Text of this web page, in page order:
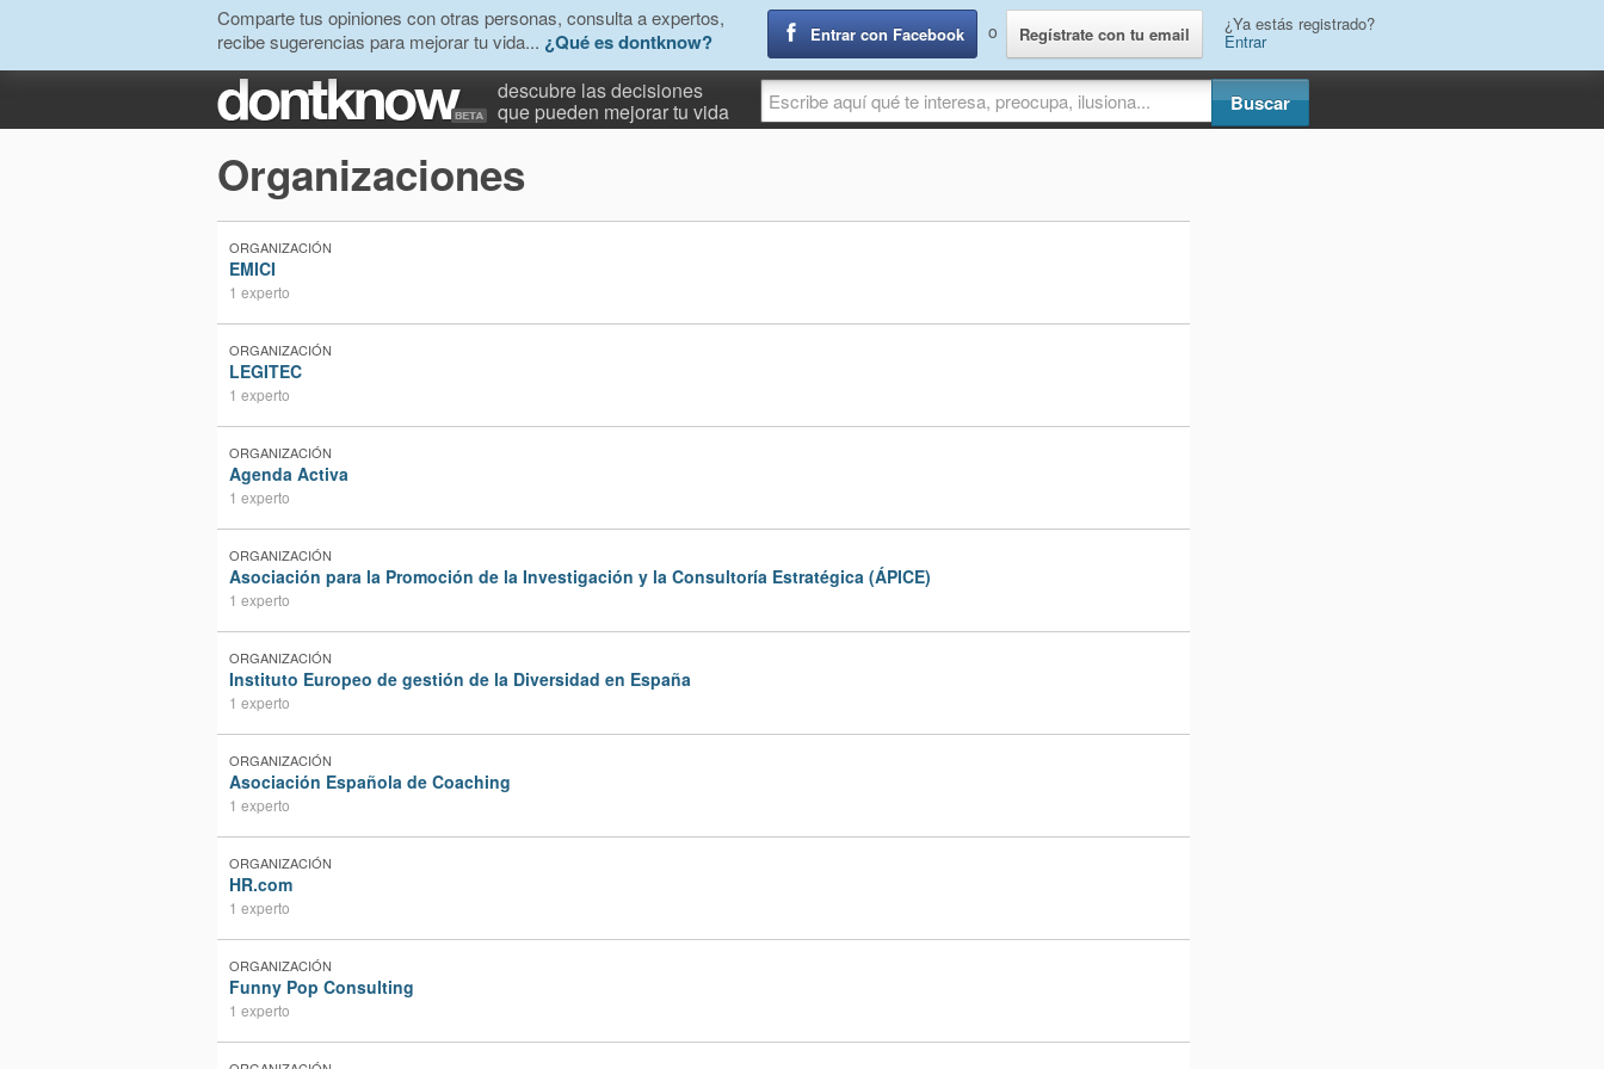
Comparte tus opiniones con otras personas, consulta a expertos,
recibe sugerencias para mejorar tu vida... ¿Qué es dontknow? Entrar con Facebook o Regístrate con tu email ¿Ya estás registrado?
Entrar
descubre las decisiones
que pueden mejorar tu vida
Organizaciones
ORGANIZACIÓN
EMICI
1 experto
ORGANIZACIÓN
LEGITEC
1 experto
ORGANIZACIÓN
Agenda Activa
1 experto
ORGANIZACIÓN
Asociación para la Promoción de la Investigación y la Consultoría Estratégica (ÁPICE)
1 experto
ORGANIZACIÓN
Instituto Europeo de gestión de la Diversidad en España
1 experto
ORGANIZACIÓN
Asociación Española de Coaching
1 experto
ORGANIZACIÓN
HR.com
1 experto
ORGANIZACIÓN
Funny Pop Consulting
1 experto